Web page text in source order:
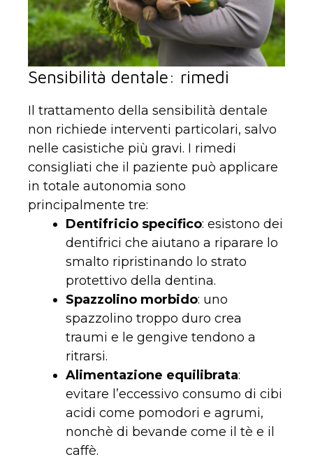
Sensibilità dentale: rimedi
Il trattamento della sensibilità dentale
non richiede interventi particolari, salvo
nelle casistiche più gravi. I rimedi
consigliati che il paziente può applicare
in totale autonomia sono
principalmente tre:
Dentifricio specifico: esistono dei
dentifrici che aiutano a riparare lo
smalto ripristinando lo strato
protettivo della dentina.
Spazzolino morbido: uno
spazzolino troppo duro crea
traumi e le gengive tendono a
ritrarsi.
Alimentazione equilibrata:
evitare l’eccessivo consumo di cibi
acidi come pomodori e agrumi,
nonchè di bevande come il tè e il
caffè.